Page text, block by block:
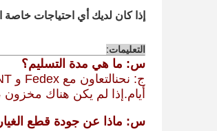
إذا كان لديك أي احتياجات خاصة
التعليمات:
س: ما هي مدة التسليم؟
ج: نحن
أيام.إذا لم يكن هناك مخزون
س: ماذا عن جودة قطع الغيار